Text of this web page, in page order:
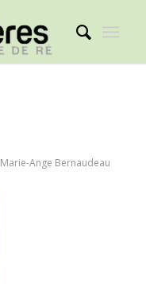
Marie-Ange Bernaudeau